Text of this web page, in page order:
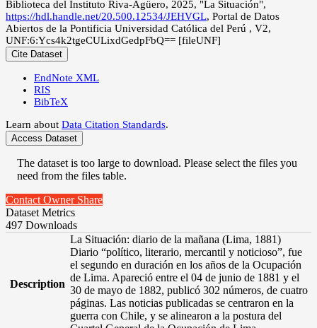
Biblioteca del Instituto Riva-Agüero, 2025, "La Situación",
https://hdl.handle.net/20.500.12534/JEHVGL, Portal de Datos
Abiertos de la Pontificia Universidad Católica del Perú , V2,
UNF:6:Ycs4k2tgeCULixdGedpFbQ== [fileUNF]
Cite Dataset
EndNote XML
RIS
BibTeX
Learn about Data Citation Standards.
Access Dataset
The dataset is too large to download. Please select the files you
need from the files table.
Contact Owner Share
Dataset Metrics
497 Downloads
Description
La Situación: diario de la mañana (Lima, 1881)
Diario “político, literario, mercantil y noticioso”, fue
el segundo en duración en los años de la Ocupación
de Lima. Apareció entre el 04 de junio de 1881 y el
30 de mayo de 1882, publicó 302 números, de cuatro
páginas. Las noticias publicadas se centraron en la
guerra con Chile, y se alinearon a la postura del